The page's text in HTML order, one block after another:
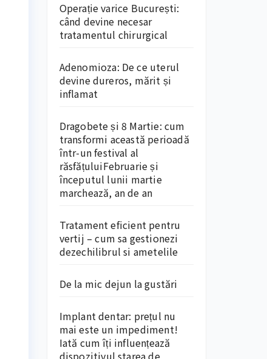
Operație varice București:
când devine necesar
tratamentul chirurgical
Adenomioza: De ce uterul
devine dureros, mărit și
inflamat
Dragobete și 8 Martie: cum
transformi această perioadă
într-un festival al
răsfățuluiFebruarie și
începutul lunii martie
marchează, an de an
Tratament eficient pentru
vertij – cum sa gestionezi
dezechilibrul si ametelile
De la mic dejun la gustări
Implant dentar: prețul nu
mai este un impediment!
Iată cum îți influențează
dispozitivul starea de